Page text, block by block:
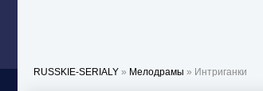
RUSSKIE-SERIALY » Мелодрамы » Интриганки